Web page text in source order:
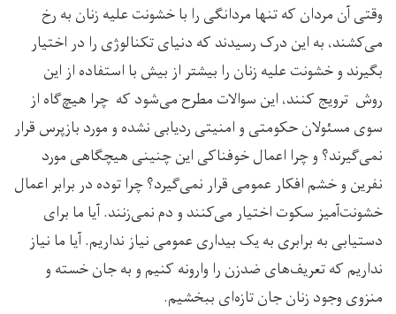
وقتی آن مردان که تنها مردانگی را با خشونت علیه زنان به رخ
می‌کشند، به این درک رسیدند که دنیای تکنالوژی را در اختیار
بگیرند و خشونت علیه زنان را بیشتر از بیش با استفاده از این
روش ترویج کنند، این سوالات مطرح می‌شود که چرا هیچ‌گاه از
سوی مسئولان حکومتی و امنیتی ردیابی نشده و مورد بازپرس قرار
نمی‌گیرند؟ و چرا اعمال خوفناکی این چنینی هیچگاهی مورد
نفرین و خشم افکار عمومی قرار نمی‌گیرد؟ چرا توده در برابر اعمال
خشونت‌آمیز سکوت اختیار می‌کنند و دم نمی‌زنند. آیا ما برای
دستیابی به برابری به یک بیداری عمومی نیاز نداریم. آیا ما نیاز
نداریم که تعریف‌های ضدزن را وارونه کنیم و به جان خسته و
منزوی وجود زنان جان تازه‌ای ببخشیم.